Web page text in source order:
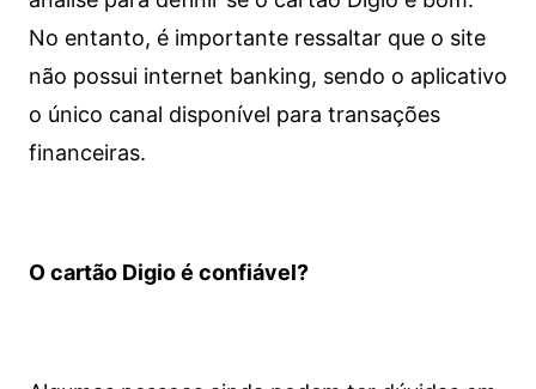
No entanto, é importante ressaltar que o site
não possui internet banking, sendo o aplicativo
o único canal disponível para transações
financeiras.
O cartão Digio é confiável?